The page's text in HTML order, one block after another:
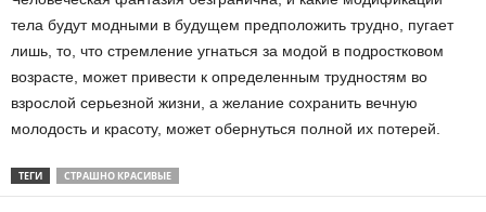
тела будут модными в будущем предположить трудно, пугает
лишь, то, что стремление угнаться за модой в подростковом
возрасте, может привести к определенным трудностям во
взрослой серьезной жизни, а желание сохранить вечную
молодость и красоту, может обернуться полной их потерей.
ТЕГИ СТРАШНО КРАСИВЫЕ